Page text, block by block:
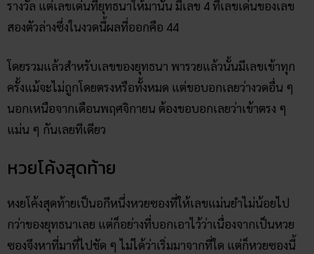
ในงวดวันที่ 16 พ.ย 59 เลขของยุทธนาพารวย ถึงเลขที่ให้ไม่ถูก
สองตัวล่างซึ่งในงวดนี้ผลที่ออกคือ 44
โดยรวมแล้วสำหรับเลขของยุทธนา พารวยแล้วนั้นมีเลขเข้าทุก
ครั้งแม้จะไม่ถูกโดยตรงหรือทั้งหมด แต่ขอบอกเลยว่างวดอื่น ๆ
แม่น ๆ กันเลยทีเดียว
หวยโค้งสุดท้าย
หงยโค้งสุดท้ายเป็นอกีหนึ่งหวยซองที่ให้เลขแม่นยำไม่น้อยไป